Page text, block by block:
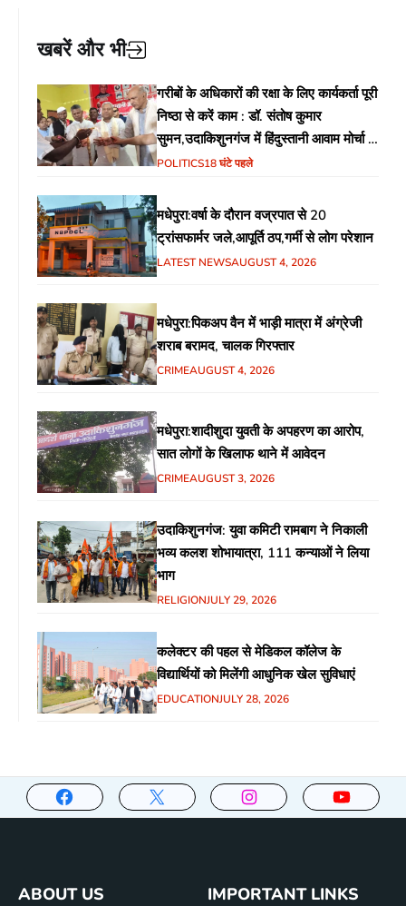
खबरें और भी
गरीबों के अधिकारों की रक्षा के लिए कार्यकर्ता पूरी
निष्ठा से करें काम : डॉ. संतोष कुमार
सुमन,उदाकिशुनगंज में हिंदुस्तानी आवाम मोर्चा के
गरीब चौपाल में शिक्षा, स्वास्थ्य, रोजगार समेत
POLITICS18 घंटे पहले
मधेपुरा:वर्षा के दौरान वज्रपात से 20
ट्रांसफार्मर जले,आपूर्ति ठप,गर्मी से लोग परेशान
LATEST NEWSAUGUST 4, 2026
मधेपुरा:पिकअप वैन में भाड़ी मात्रा में अंग्रेजी
शराब बरामद, चालक गिरफ्तार
CRIMEAUGUST 4, 2026
मधेपुरा:शादीशुदा युवती के अपहरण का आरोप,
सात लोगों के खिलाफ थाने में आवेदन
CRIMEAUGUST 3, 2026
उदाकिशुनगंज: युवा कमिटी रामबाग ने निकाली
भव्य कलश शोभायात्रा, 111 कन्याओं ने लिया
भाग
RELIGIONJULY 29, 2026
कलेक्टर की पहल से मेडिकल कॉलेज के
विद्यार्थियों को मिलेंगी आधुनिक खेल सुविधाएं
EDUCATIONJULY 28, 2026
ABOUT US
IMPORTANT LINKS